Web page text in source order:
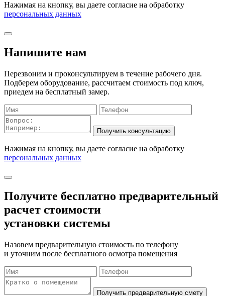
Нажимая на кнопку, вы даете согласие на обработку
персональных данных
Напишите нам
Перезвоним и проконсультируем в течение рабочего дня.
Подберем оборудование, рассчитаем стоимость под ключ,
приедем на бесплатный замер.
Нажимая на кнопку, вы даете согласие на обработку
персональных данных
Получите бесплатно предварительный
расчет стоимости
установки системы
Назовем предварительную стоимость по телефону
и уточним после бесплатного осмотра помещения